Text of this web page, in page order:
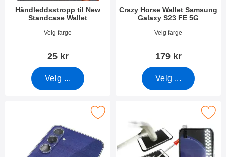
Håndleddsstropp til New
Standcase Wallet
Varenummer 40789
Velg farge
25 kr
Velg ...
Crazy Horse Wallet Samsung
Galaxy S23 FE 5G
Varenummer 49477
Velg farge
179 kr
Velg ...
kameraglass Samsung Galaxy S23 FE 5G som favoritt
Merk full Frame Skjermbeskyttelse av glass